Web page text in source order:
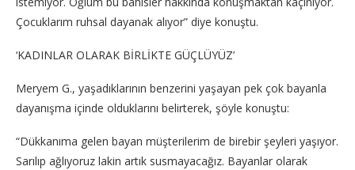
Çocuklarım ruhsal dayanak alıyor” diye konuştu.
‘KADINLAR OLARAK BİRLİKTE GÜÇLÜYÜZ’
Meryem G., yaşadıklarının benzerini yaşayan pek çok bayanla
dayanışma içinde olduklarını belirterek, şöyle konuştu:
“Dükkanıma gelen bayan müşterilerim de birebir şeyleri yaşıyor.
Sarılıp ağlıyoruz lakin artık susmayacağız. Bayanlar olarak